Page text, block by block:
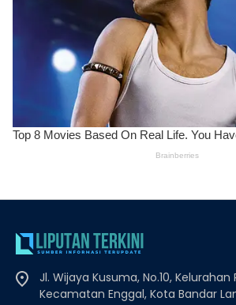
Jl. Wijaya Kusuma, No.10, Kelurahan
Kecamatan Enggal, Kota Bandar